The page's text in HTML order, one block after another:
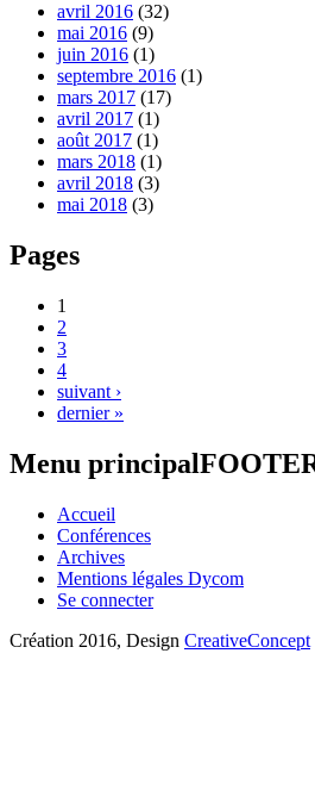
avril 2016 (32)
mai 2016 (9)
juin 2016 (1)
septembre 2016 (1)
mars 2017 (17)
avril 2017 (1)
août 2017 (1)
mars 2018 (1)
avril 2018 (3)
mai 2018 (3)
Pages
1
2
3
4
suivant ›
dernier »
Menu
Accueil
Conférences
Archives
Mentions légales Dycom
Se connecter
Création 2016, Design CreativeConcept